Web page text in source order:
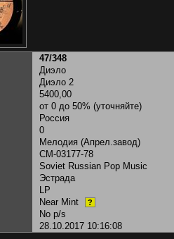
47/348
Диэло
Диэло 2
5400,00
от 0 до 50% (уточняйте)
Россия
0
Мелодия (Апрел.завод)
СМ-03177-78
Soviet Russian Pop Music
Эстрада
LP
Near Mint ?
No p/s
28.10.2017 10:16:08